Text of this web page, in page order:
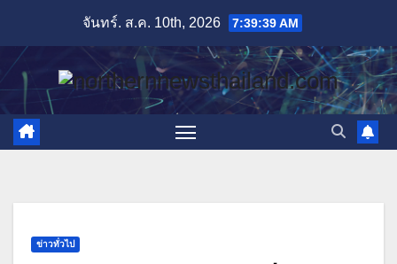
content
จันทร์. ส.ค. 10th, 2026 7:39:40 AM
ข่าวทั่วไป